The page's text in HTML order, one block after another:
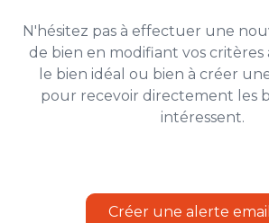
CHASSE
IMMO
N'hésitez pas à effectuer une
de bien en modifiant vos
le bien idéal ou bien à créer
pour recevoir directement les
intéressent.
Créer une alerte email